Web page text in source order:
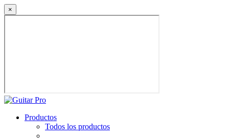
×
Productos
Todos los productos